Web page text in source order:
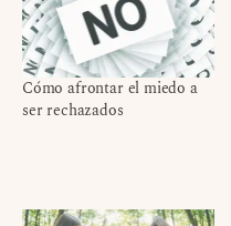
Cómo afrontar el miedo a
ser rechazados